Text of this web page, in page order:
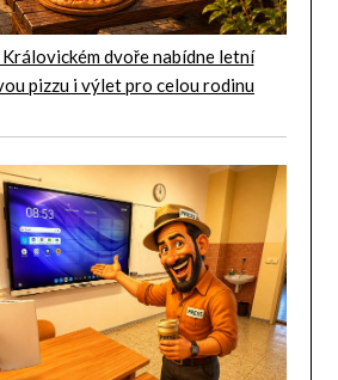
dvoře nabídne letní
pizzu i výlet pro celou rodinu